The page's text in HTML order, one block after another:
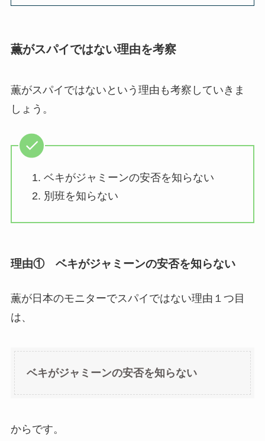
薫がスパイではない理由を考察
薫がスパイではないという理由も考察していきま
しょう。
ベキがジャミーンの安否を知らない
別班を知らない
理由① ベキがジャミーンの安否を知らない
薫が日本のモニターでスパイではない理由１つ目
は、
ベキがジャミーンの安否を知らない
からです。